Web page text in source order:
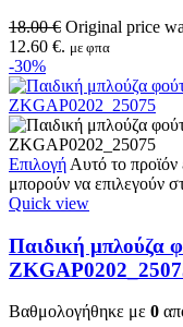
18.00€ Original price
12.60 €. με φπα
-30%
Επιλογή Αυτό το προϊόν
μπορούν να επιλεγούν
Quick view
Παιδική μπλούζα
Βαθμολογήθηκε με 0